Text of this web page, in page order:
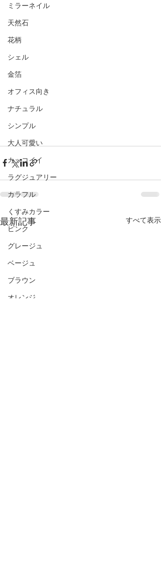
ミラーネイル
天然石
花柄
シェル
金箔
オフィス向き
ナチュラル
シンプル
大人可愛い
カッコイイ
ラグジュアリー
カラフル
くすみカラー
ピンク
グレージュ
ベージュ
ブラウン
オレンジ
最新記事 すべて表示